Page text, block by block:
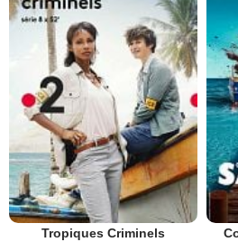
Tropiques Criminels